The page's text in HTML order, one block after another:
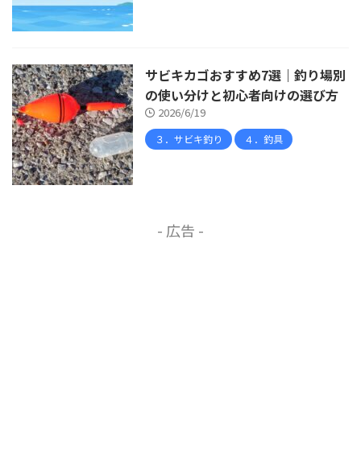
サビキカゴおすすめ7選｜釣り場別
の使い分けと初心者向けの選び方
2026/6/19
３．サビキ釣り ４．釣具
- 広告 -